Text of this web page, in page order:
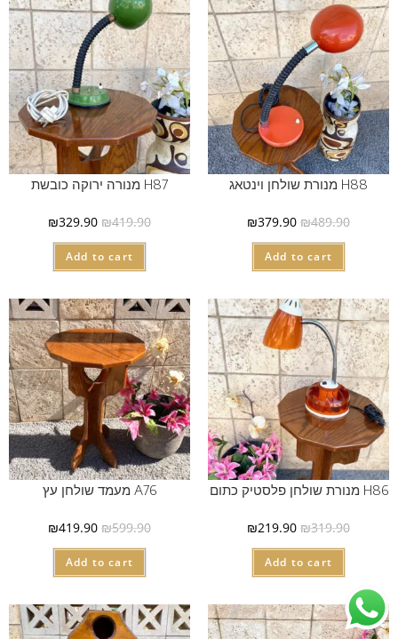
H88 מנורת שולחן וינטאג
₪489.90
₪379.90
Add to cart
H87 מנורה ירוקה כובשת
₪419.90
₪329.90
Add to cart
H86 מנורת שולחן פלסטיק כתום
₪319.90
₪219.90
Add to cart
A76 מעמד שולחן עץ
₪599.90
₪419.90
Add to cart